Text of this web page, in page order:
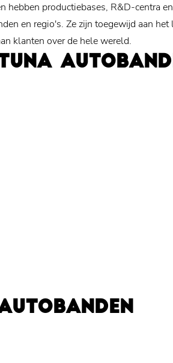
hebben productiebases, R&D-centra en
en regio's. Ze zijn toegewijd aan het
klanten over de hele wereld.